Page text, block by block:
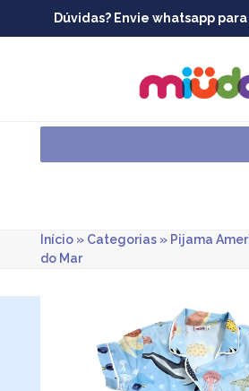
Dúvidas? Envie whatsapp para
Início» Categorias» Pijama
do Mar